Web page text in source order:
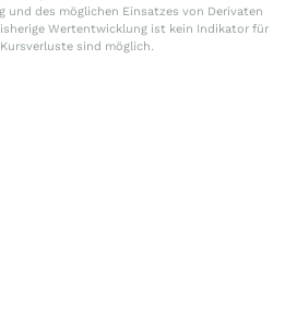
und des möglichen Einsatzes von Derivaten
Wertentwicklung ist kein Indikator für
sind möglich.